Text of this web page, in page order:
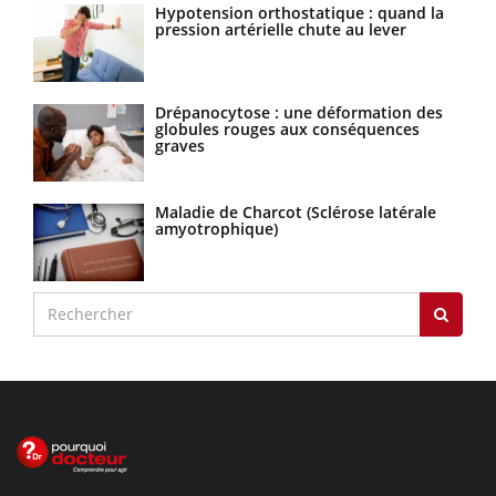
Hypotension orthostatique : quand la
pression artérielle chute au lever
Drépanocytose : une déformation des
globules rouges aux conséquences
graves
Maladie de Charcot (Sclérose latérale
amyotrophique)